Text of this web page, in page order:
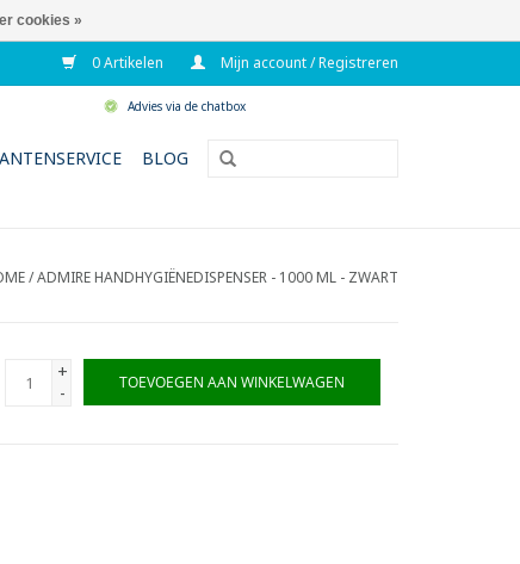
0 Artikelen Mijn account / Registreren
Advies via de chatbox
BLOG
/ADMIRE HANDHYGIËNEDISPENSER - 1000 ML - ZWART
+
-
TOEVOEGEN AAN WINKELWAGEN
cookies »